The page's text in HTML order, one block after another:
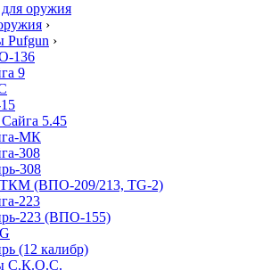
оружия
›
Pufgun ›
136
9
5.45
МК
308
308
(ВПО-209/213, TG-2)
223
223 (ВПО-155)
(12 калибр)
С.К.О.С.